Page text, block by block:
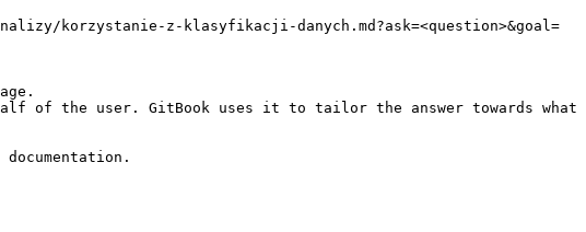
korzystanie-z-klasyfikacji-danych.md?ask=<question>&goal=
of the user. GitBook uses it to tailor the answer towards what